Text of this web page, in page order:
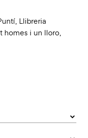
, Llibreria
homes i un lloro,